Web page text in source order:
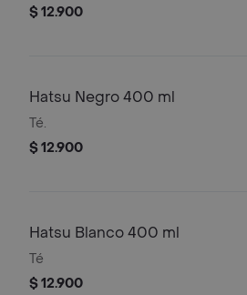
$ 12.900
Hatsu Negro 400 ml
Té.
$ 12.900
Hatsu Blanco 400 ml
Té
$ 12.900